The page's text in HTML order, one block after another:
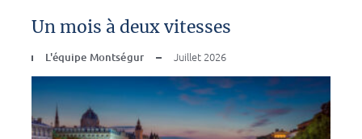
Un mois à deux vitesses
L'équipe Montségur Juillet 2026